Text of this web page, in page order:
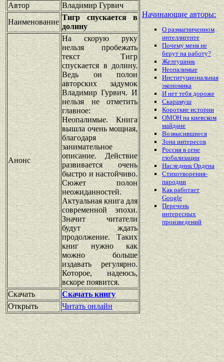
Автор
Владимир Гурвич
Наименование
Тигр спускается в
долину
Анонс
На скорую руку
нельзя пробежать
текст Тигр
спускается в долину.
Ведь он полон
авторских задумок
Владимир Гурвич. И
нельзя не отметить
главное:
Неопалимые. Книга
вышла очень мощная,
благодаря
занимательное
описание. Действие
развивается очень
быстро и настойчиво.
Сюжет полон
неожиданностей.
Актуальная книга для
современной эпохи.
Значит читатели
будут ждать
продолжение. Таких
книг нужно как
можно больше
издавать регулярно.
Которое, надеюсь,
вскоре появится.
Скачать
Скачать книгу
Открыть
Читать онлайн
Начинающие авторы:
О размагниченном
интеллигенте
Почему меня не
берут на работу?
Желтушник
Неопалимые
Институциональная
экономика
И нет тебя дороже
Скарамуш
Короткие истории
ОМОН на киевском
майдане
Возвысившиеся
Зона интересов
Россия в огне
глобализации
Наследник Ордена
Стихотворения-
пародии
Как работает
Google
Перечень
интересных
произведений